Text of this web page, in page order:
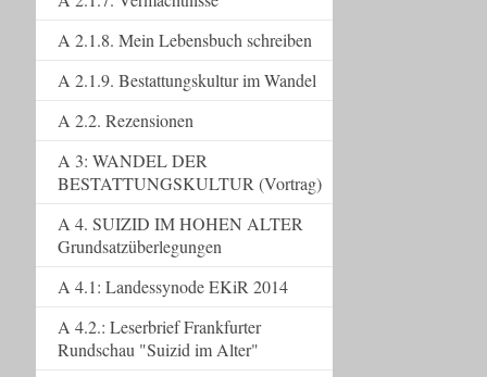
A 2.1.8. Mein Lebensbuch schreiben
A 2.1.9. Bestattungskultur im Wandel
A 2.2. Rezensionen
A 3: WANDEL DER
BESTATTUNGSKULTUR (Vortrag)
A 4. SUIZID IM HOHEN ALTER
Grundsatzüberlegungen
A 4.1: Landessynode EKiR 2014
A 4.2.: Leserbrief Frankfurter
Rundschau "Suizid im Alter"